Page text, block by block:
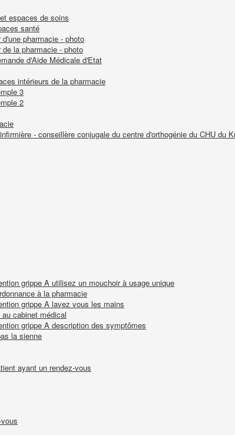
espaces de soins
santé
pharmacie - photo
la pharmacie - photo
d'Aide Médicale d'Etat
intérieurs de la pharmacie
3
2
- conseillère conjugale du centre d'orthogénie du CHU du
grippe A utilisez un mouchoir à usage unique
à la pharmacie
grippe A lavez vous les mains
cabinet médical
grippe A description des symptômes
la sienne
ayant un rendez-vous